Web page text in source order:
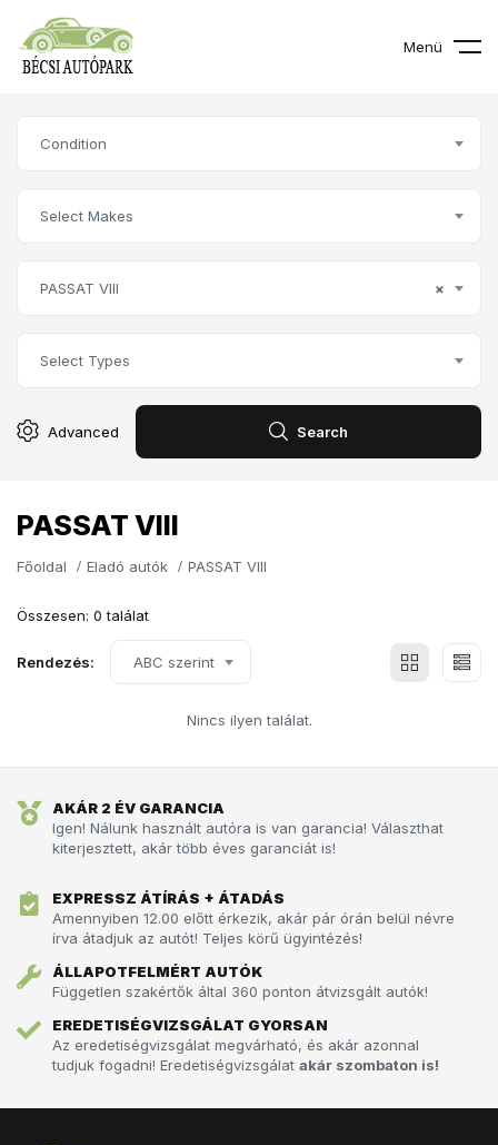
Menü
Condition
Select Makes
×
PASSAT VIII
Select Types
Advanced Search
PASSAT VIII
Főoldal Eladó autók PASSAT VIII
Összesen: 0 találat
Rendezés: ABC szerint
Nincs ilyen találat.
AKÁR 2 ÉV GARANCIA
Igen! Nálunk használt autóra is van garancia! Választhat
kiterjesztett, akár több éves garanciát is!
EXPRESSZ ÁTÍRÁS + ÁTADÁS
Amennyiben 12.00 előtt érkezik, akár pár órán belül névre
írva átadjuk az autót!­­­ Teljes körű ügyintézés!
ÁLLAPOTFELMÉRT AUTÓK
Független szakértők által 360 ponton átvizsgált autók!
EREDETISÉGVIZSGÁLAT GYORSAN
Az eredetiségvizsgálat megvárható, és akár azonnal
tudjuk fogadni! Eredetiségvizsgálat akár szombaton is!